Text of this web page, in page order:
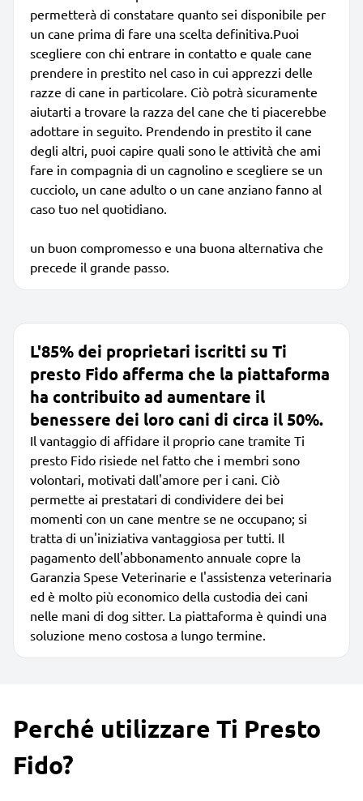
permetterà di constatare quanto sei disponibile per
un cane prima di fare una scelta definitiva.Puoi
scegliere con chi entrare in contatto e quale cane
prendere in prestito nel caso in cui apprezzi delle
razze di cane in particolare. Ciò potrà sicuramente
aiutarti a trovare la razza del cane che ti piacerebbe
adottare in seguito. Prendendo in prestito il cane
degli altri, puoi capire quali sono le attività che ami
fare in compagnia di un cagnolino e scegliere se un
cucciolo, un cane adulto o un cane anziano fanno al
caso tuo nel quotidiano.
un buon compromesso e una buona alternativa che
precede il grande passo.
L'85% dei proprietari iscritti su Ti
presto Fido afferma che la piattaforma
ha contribuito ad aumentare il
benessere dei loro cani di circa il 50%.
Il vantaggio di affidare il proprio cane tramite Ti
presto Fido risiede nel fatto che i membri sono
volontari, motivati dall'amore per i cani. Ciò
permette ai prestatari di condividere dei bei
momenti con un cane mentre se ne occupano; si
tratta di un'iniziativa vantaggiosa per tutti. Il
pagamento dell'abbonamento annuale copre la
Garanzia Spese Veterinarie e l'assistenza veterinaria
ed è molto più economico della custodia dei cani
nelle mani di dog sitter. La piattaforma è quindi una
soluzione meno costosa a lungo termine.
Perché utilizzare Ti Presto
Fido?